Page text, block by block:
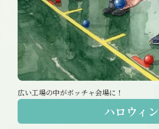
広い工場の中がボッチャ会場に！
ハロウィン